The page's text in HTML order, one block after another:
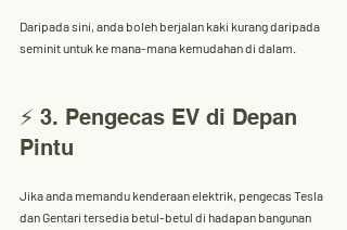
Daripada sini, anda boleh berjalan kaki kurang daripada
seminit untuk ke mana-mana kemudahan di dalam.
⚡ 3. Pengecas EV di Depan
Pintu
Jika anda memandu kenderaan elektrik, pengecas Tesla
dan Gentari tersedia betul-betul di hadapan bangunan